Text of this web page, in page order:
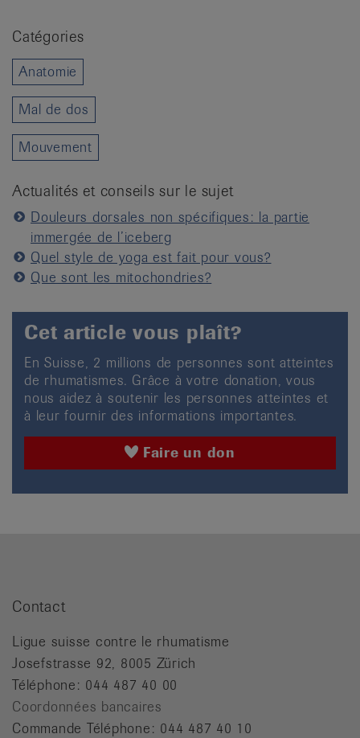
Catégories
Anatomie
Mal de dos
Mouvement
Actualités et conseils sur le sujet
Douleurs dorsales non spécifiques: la partie
immergée de l’iceberg
Quel style de yoga est fait pour vous?
Que sont les mitochondries?
Cet article vous plaît?
En Suisse, 2 millions de personnes sont atteintes
de rhumatismes. Grâce à votre donation, vous
nous aidez à soutenir les personnes atteintes et
à leur fournir des informations importantes.
Faire un don
Contact
Ligue suisse contre le rhumatisme
Josefstrasse 92, 8005 Zürich
Téléphone: 044 487 40 00
Coordonnées bancaires
Commande Téléphone: 044 487 40 10